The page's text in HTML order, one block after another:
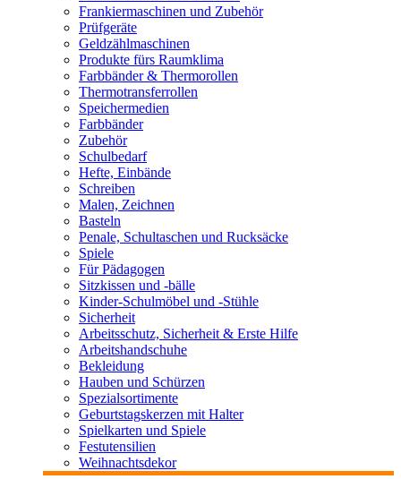
Frankiermaschinen und Zubehör
Prüfgeräte
Geldzählmaschinen
Produkte fürs Raumklima
Farbbänder & Thermorollen
Thermotransferrollen
Speichermedien
Farbbänder
Zubehör
Schulbedarf
Hefte, Einbände
Schreiben
Malen, Zeichnen
Basteln
Penale, Schultaschen und Rucksäcke
Spiele
Für Pädagogen
Sitzkissen und -bälle
Kinder-Schulmöbel und -Stühle
Sicherheit
Arbeitsschutz, Sicherheit & Erste Hilfe
Arbeitshandschuhe
Bekleidung
Hauben und Schürzen
Spezialsortimente
Geburtstagskerzen mit Halter
Spielkarten und Spiele
Festutensilien
Weihnachtsdekor